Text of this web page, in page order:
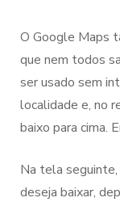
O Google Maps
que nem todos
ser usado sem
localidade e, no
baixo para cima.
Na tela seguinte,
deseja baixar,